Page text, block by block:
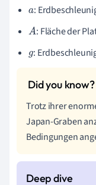
a:
A : Fläche der
g:
Trotz ihrer
Japan-Graben
Bedingungen